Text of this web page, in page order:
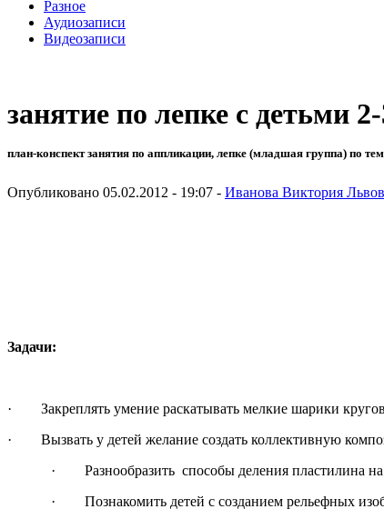
Разное
Аудиозаписи
Видеозаписи
занятие по лепке с детьми
план-конспект занятия по аппликации, лепке (младшая группа) по
Опубликовано 05.02.2012 - 19:07 - Иванова Виктория
Задачи:
· Закреплять умение раскатывать мелкие шарики
· Вызвать у детей желание создать коллективную
· Разнообразить способы деления пластилина на
· Познакомить детей с созданием рельефных